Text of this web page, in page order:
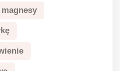
magnesy